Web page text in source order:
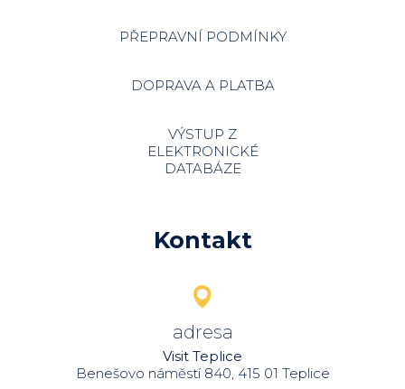
PŘEPRAVNÍ PODMÍNKY
DOPRAVA A PLATBA
VÝSTUP Z
ELEKTRONICKÉ
DATABÁZE
Kontakt
adresa
Visit Teplice
Benešovo náměstí 840, 415 01 Teplice